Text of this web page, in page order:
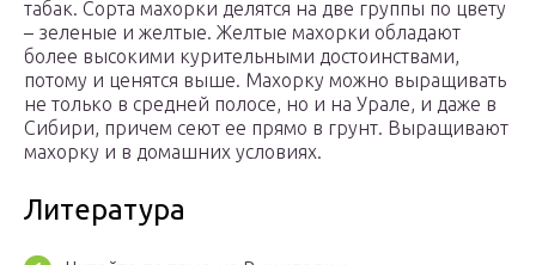
табак. Сорта махорки делятся на две группы по цвету
– зеленые и желтые. Желтые махорки обладают
более высокими курительными достоинствами,
потому и ценятся выше. Махорку можно выращивать
не только в средней полосе, но и на Урале, и даже в
Сибири, причем сеют ее прямо в грунт. Выращивают
махорку и в домашних условиях.
Литература